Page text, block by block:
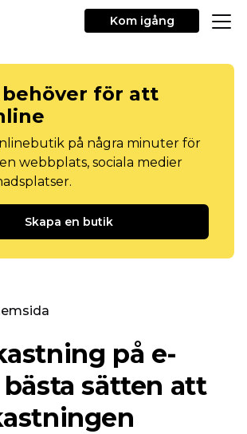
Kom igång
för att
på några minuter för
webbplats, sociala medier
Skapa en butik
på e-
sätten att